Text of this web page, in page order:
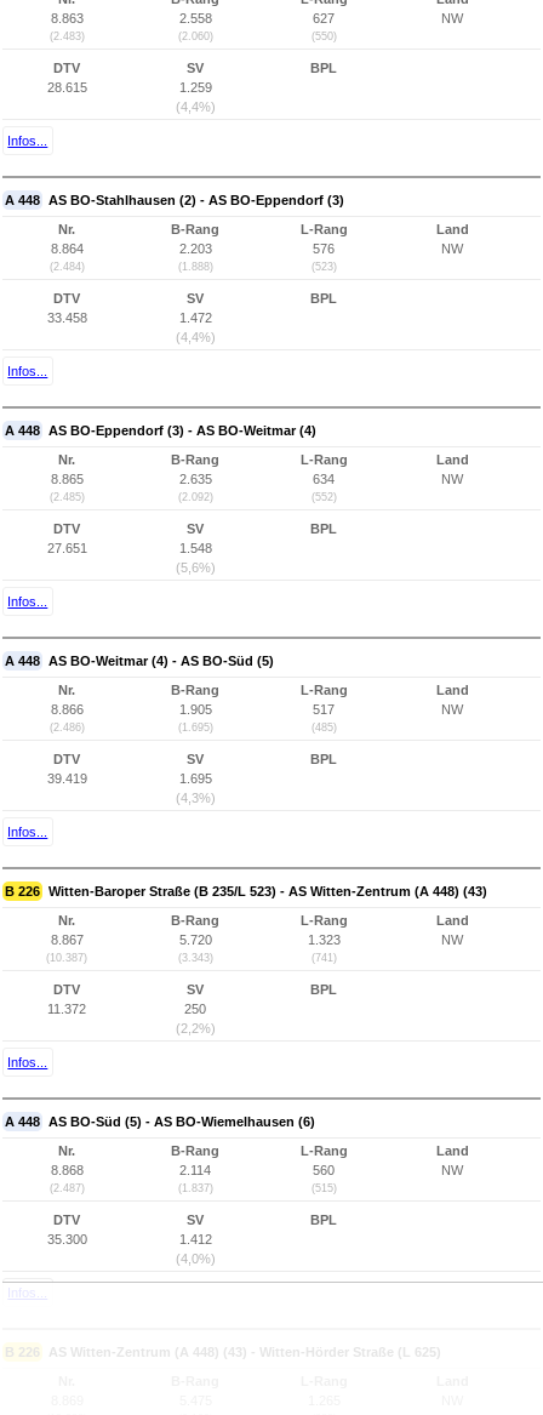
8.863
(2.483)
2.558
(2.060)
627
(550)
NW
DTV
28.615
SV
1.259
(4,4%)
BPL
Infos...
A 448 AS BO-Stahlhausen (2) - AS BO-Eppendorf (3)
Nr.
8.864
(2.484)
B-Rang
2.203
(1.888)
L-Rang
576
(523)
Land
NW
DTV
33.458
SV
1.472
(4,4%)
BPL
Infos...
A 448 AS BO-Eppendorf (3) - AS BO-Weitmar (4)
Nr.
8.865
(2.485)
B-Rang
2.635
(2.092)
L-Rang
634
(552)
Land
NW
DTV
27.651
SV
1.548
(5,6%)
BPL
Infos...
A 448 AS BO-Weitmar (4) - AS BO-Süd (5)
Nr.
8.866
(2.486)
B-Rang
1.905
(1.695)
L-Rang
517
(485)
Land
NW
DTV
39.419
SV
1.695
(4,3%)
BPL
Infos...
B 226 Witten-Baroper Straße (B 235/L 523) - AS Witten-Zentrum (A 448) (43)
Nr.
8.867
(10.387)
B-Rang
5.720
(3.343)
L-Rang
1.323
(741)
Land
NW
DTV
11.372
SV
250
(2,2%)
BPL
Infos...
A 448 AS BO-Süd (5) - AS BO-Wiemelhausen (6)
Nr.
8.868
(2.487)
B-Rang
2.114
(1.837)
L-Rang
560
(515)
Land
NW
DTV
35.300
SV
1.412
(4,0%)
BPL
Infos...
B 226 AS Witten-Zentrum (A 448) (43) - Witten-Hörder Straße (L 625)